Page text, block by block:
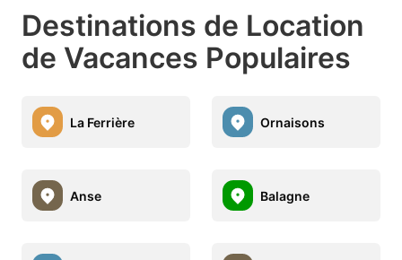
Destinations de Location
de Vacances Populaires
La Ferrière Ornaisons
Anse Balagne